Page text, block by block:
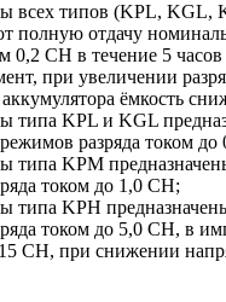
всех типов (KPL, KGL,
полную отдачу
0,2 СН в течение 5
при увеличении
ёмкость
типа KPL и KGL
разряда током
типа KPM
током до 1,0 СН;
типа KPH
током до 5,0 СН, в
СН, при снижении